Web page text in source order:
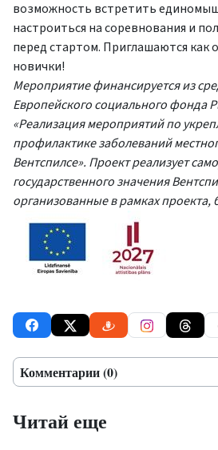
возможность встретить
настроиться на соревнования и
перед стартом. Приглашаются как
новички!
Мероприятие финансируется из
Европейского социального фонда
«Реализация мероприятий по
профилактике заболеваний
Вентспилсе». Проект реализует
государственного значения
организованные в рамках проекта,
Комментарии (0)
Читай еще